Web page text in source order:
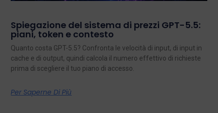
Spiegazione del sistema di prezzi GPT-5.5:
piani, token e contesto
Quanto costa GPT-5.5? Confronta le velocità di input, di input in
cache e di output, quindi calcola il numero effettivo di richieste
prima di scegliere il tuo piano di accesso.
Per Saperne Di Più